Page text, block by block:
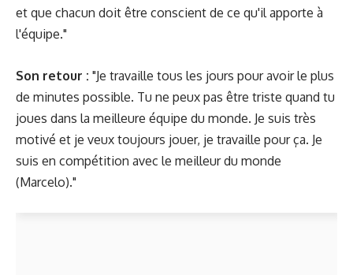
et que chacun doit être conscient de ce qu'il apporte à
l'équipe."
Son retour : "Je travaille tous les jours pour avoir le plus
de minutes possible. Tu ne peux pas être triste quand tu
joues dans la meilleure équipe du monde. Je suis très
motivé et je veux toujours jouer, je travaille pour ça. Je
suis en compétition avec le meilleur du monde
(Marcelo)."